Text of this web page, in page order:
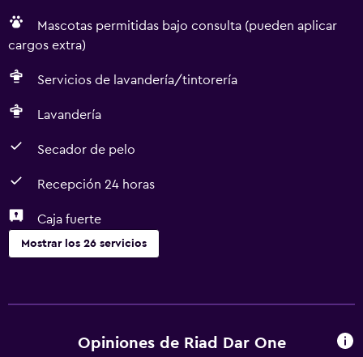
Mascotas permitidas bajo consulta (pueden aplicar
cargos extra)
Servicios de lavandería/tintorería
Lavandería
Secador de pelo
Recepción 24 horas
Caja fuerte
Mostrar los 26 servicios
Secador de pelo
Opiniones de Riad Dar One